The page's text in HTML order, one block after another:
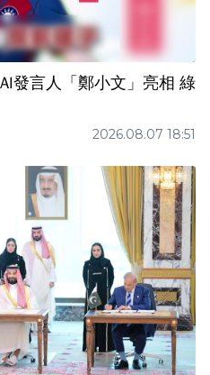
發言人「鄭小文」亮相 綠
2026.08.07 18:51